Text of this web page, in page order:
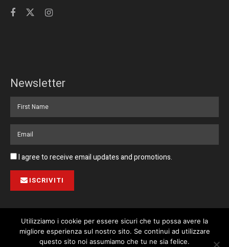
Newsletter
I agree to receive email updates and promotions.
ISCRIVITI
Pubblicità Collabora con noi Contatto Privacy Policy
This website uses cookies. By continuing to use this website you are
Utilizziamo i cookie per essere sicuri che tu possa avere la
migliore esperienza sul nostro sito. Se continui ad utilizzare
questo sito noi assumiamo che tu ne sia felice.